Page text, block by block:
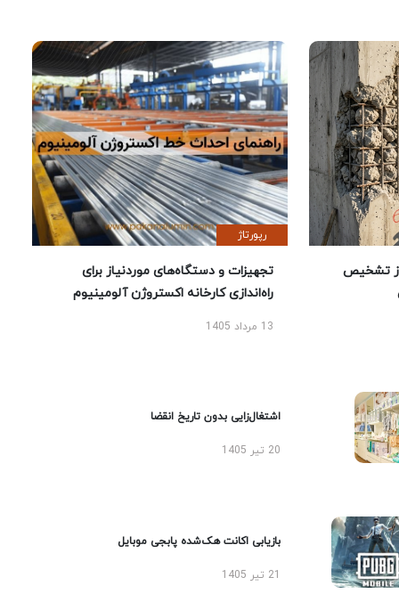
تشخیص
رپورتاژ
تجهیزات و دستگاه‌های موردنیاز برای
راه‌اندازی کارخانه اکستروژن آلومینیوم
13 مرداد 1405
اشتغال‌زایی بدون تاریخ انقضا
20 تیر 1405
بازیابی اکانت هک‌شده پابجی موبایل